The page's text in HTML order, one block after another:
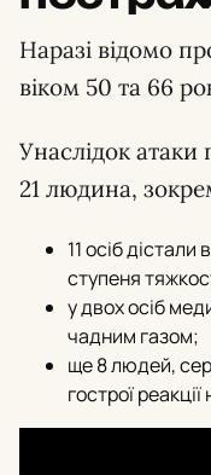
Наразі відомо
віком 50 та 66
Унаслідок
21 людина,
11 осіб
ступеня
у двох осіб
чадним газом;
ще 8 людей,
гострої